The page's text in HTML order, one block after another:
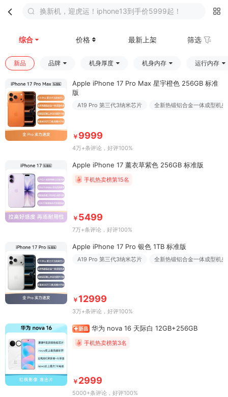
换新机，迎虎运！iphone13到手价5999起！
综合 价格 最新上架 筛选
新品 品牌 机身厚度 机身内存 运行内存
Apple iPhone 17 Pro Max 星宇橙色 256GB 标准
版
A19 Pro 第三代3纳米芯片 全新热锻铝合金一体成型机身
￥ 9999
4万+条评论 ，好评100%
Apple iPhone 17 薰衣草紫色 256GB 标准版
手机热卖榜第15名
￥ 5499
7万+条评论 ，好评100%
Apple iPhone 17 Pro 银色 1TB 标准版
A19 Pro 第三代3纳米芯片 全新热锻铝合金一体成型机身
￥ 12999
3万+条评论 ，好评100%
华为 nova 16 天际白 12GB+256GB
手机热卖榜第3名
￥ 2999
5000+条评论 ，好评100%